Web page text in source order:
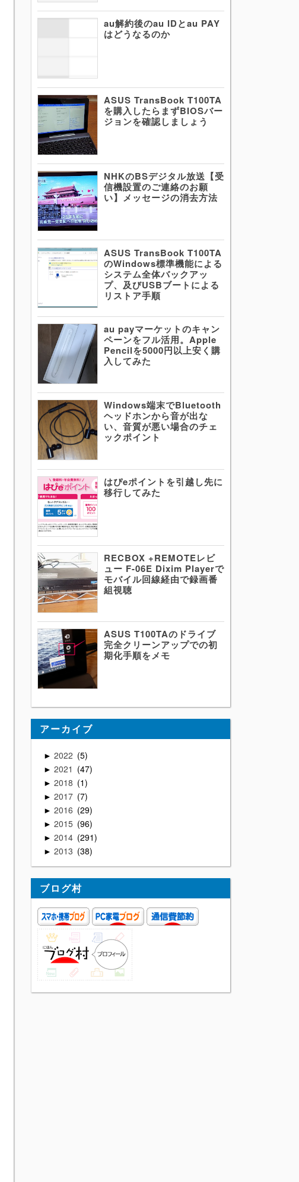
au解約後のau IDとau PAY
はどうなるのか
ASUS TransBook T100TA
を購入したらまずBIOSバー
ジョンを確認しましょう
NHKのBSデジタル放送【受
信機設置のご連絡のお願
い】メッセージの消去方法
ASUS TransBook T100TA
のWindows標準機能による
システム全体バックアッ
プ、及びUSBブートによる
リストア手順
au payマーケットのキャン
ペーンをフル活用。Apple
Pencilを5000円以上安く購
入してみた
Windows端末でBluetooth
ヘッドホンから音が出な
い、音質が悪い場合のチェ
ックポイント
はぴeポイントを引越し先に
移行してみた
RECBOX +REMOTEレビ
ュー F-06E Dixim Playerで
モバイル回線経由で録画番
組視聴
ASUS T100TAのドライブ
完全クリーンアップでの初
期化手順をメモ
アーカイブ
►2022 5
►2021 47
►2018 1
►2017 7
►2016 29
►2015 96
►2014 291
►2013 38
ブログ村